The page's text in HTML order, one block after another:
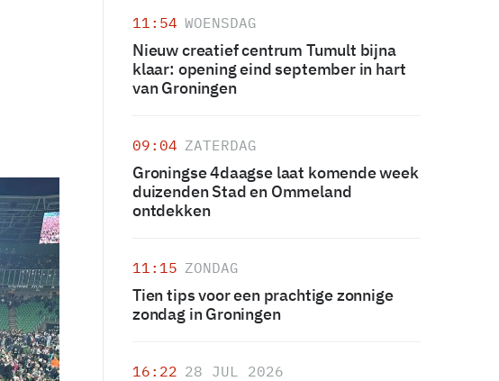
11:54 WOENSDAG
Nieuw creatief centrum Tumult bijna
klaar: opening eind september in hart
van Groningen
09:04 ZATERDAG
Groningse 4daagse laat komende week
duizenden Stad en Ommeland
ontdekken
11:15 ZONDAG
Tien tips voor een prachtige zonnige
zondag in Groningen
16:22 28 JUL 2026